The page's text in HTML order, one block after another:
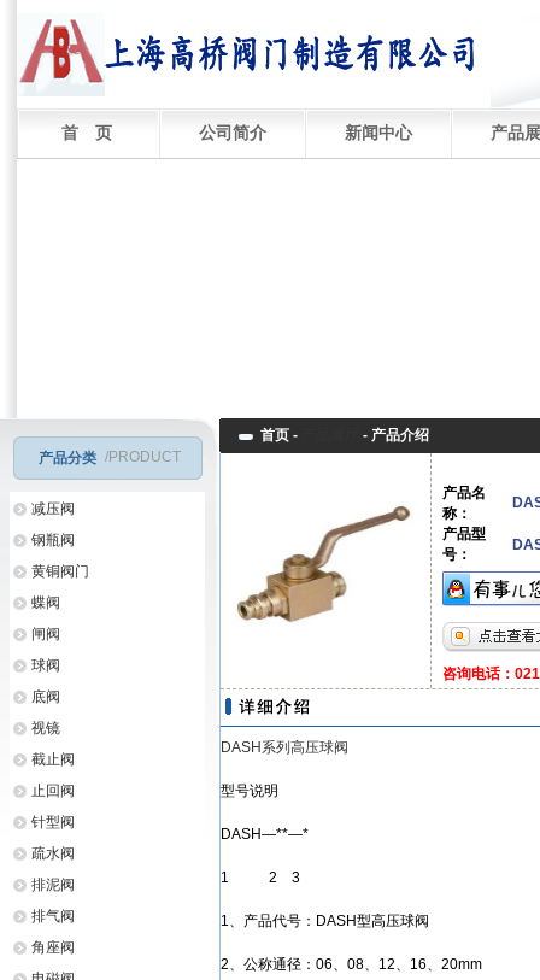
首 页 公司简介 新闻中心 产品
产品分类 /PRODUCT
减压阀
钢瓶阀
黄铜阀门
蝶阀
闸阀
球阀
底阀
视镜
截止阀
止回阀
针型阀
疏水阀
排泥阀
排气阀
角座阀
首页 - - 产品介绍
产品名
称：
产品型
号：
咨询电话：
DASH系列高压球阀
型号说明
DASH—**—*
1 2 3
1、产品代号：DASH型高压球阀
2、公称通径：06、08、12、16、20mm